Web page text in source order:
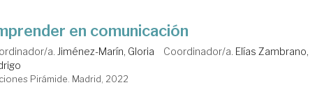
en comunicación
a. Jiménez-Marín, Gloria Coordinador/a. Elías Zambrano,
Pirámide. Madrid, 2022